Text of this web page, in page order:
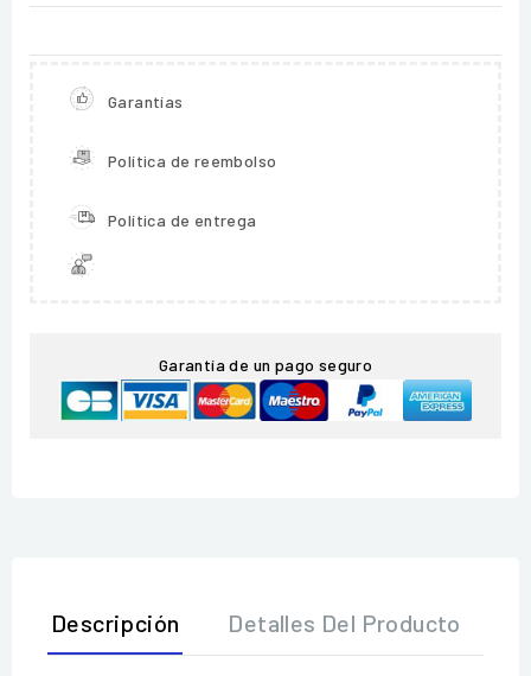
Garantías
Política de reembolso
Política de entrega
Garantía de un pago seguro
Descripción Detalles Del Producto